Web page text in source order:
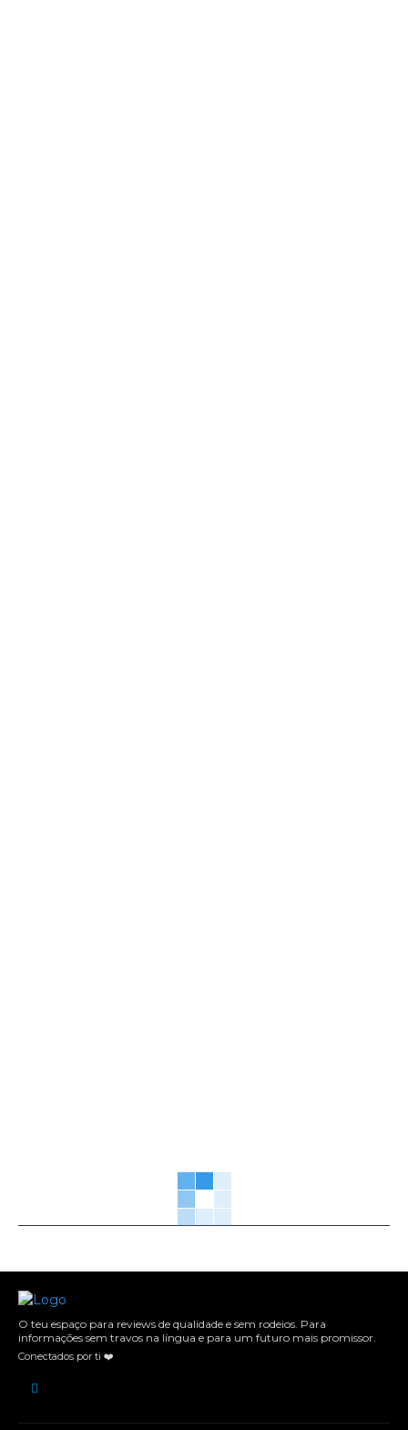
O teu espaço para reviews de qualidade e sem rodeios. Para
informações sem travos na língua e para um futuro mais promissor.
Conectados por ti ❤️